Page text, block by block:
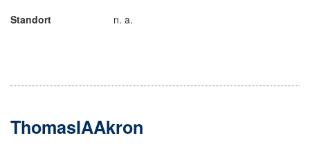
Standort
n. a.
ThomasIAAkron